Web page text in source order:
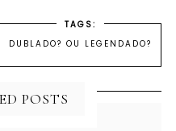
TAGS:
DUBLADO? OU LEGENDADO?
POSTS